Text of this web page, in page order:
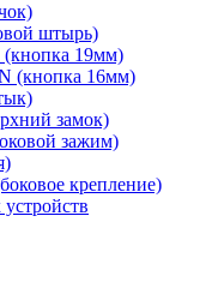
штырь)
19мм)
(кнопка 16мм)
замок)
зажим)
крепление)